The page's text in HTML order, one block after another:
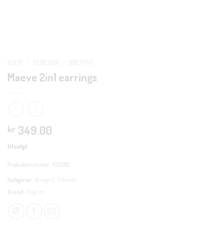
Maeve 2in1 earrings
kr 349.00
Utsolgt
Produktnummer: 105062
Kategorier: Ørepynt Tilbehør
Brand: Pilgrim